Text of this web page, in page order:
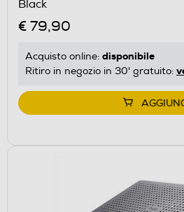
Black
€ 79,90
Acquisto online: disponibile
Ritiro in negozio in 30' gratuito: